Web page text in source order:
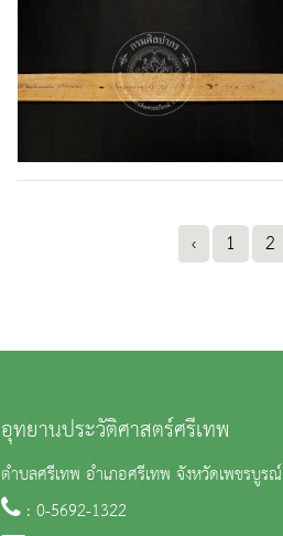
‹ 1 2
อุทยานประวัติศาสตร์ศรีเทพ
ตำบลศรีเทพ อำเภอศรีเทพ จังหวัดเพชรบูรณ์
: 0-5692-1322